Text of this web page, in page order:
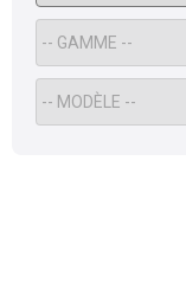
Services
Forum